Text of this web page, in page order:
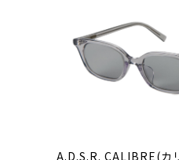
A.D.S.R. CALIBRE(カ